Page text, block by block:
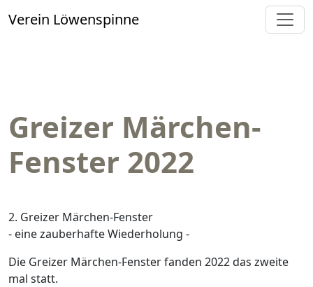
Verein Löwenspinne
Greizer Märchen-
Fenster 2022
2. Greizer Märchen-Fenster
- eine zauberhafte Wiederholung -
Die Greizer Märchen-Fenster fanden 2022 das zweite
mal statt.